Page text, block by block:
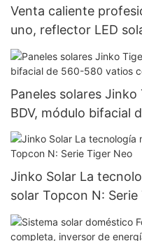
Venta caliente
uno, reflector LED
fabricantes
Paneles solares
BDV, módulo bifacial
doble vidrio
Jinko Solar La
solar Topcon N: Serie